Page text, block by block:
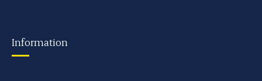
Information